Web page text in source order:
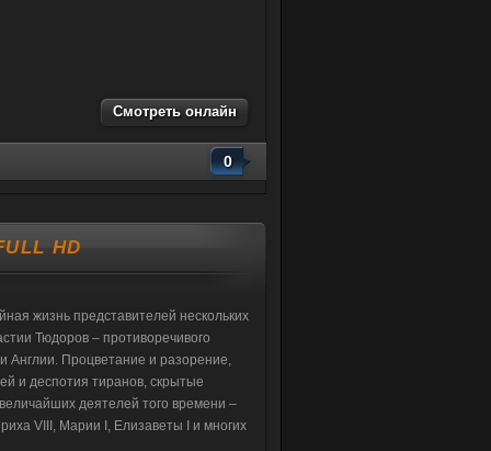
Смотреть онлайн
0
HD
жизнь представителей нескольких
Тюдоров – противоречивого
Англии. Процветание и разорение,
и деспотия тиранов, скрытые
деятелей того времени –
VIII, Марии I, Елизаветы I и многих